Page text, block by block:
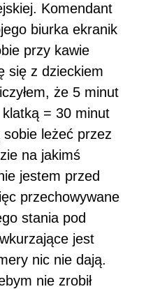
Komendant
biurka ekranik
przy kawie
się z dzieckiem
że 5 minut
= 30 minut
leżeć przez
na jakimś
jestem przed
przechowywane
stania pod
jest
nic nie dają.
nie zrobił